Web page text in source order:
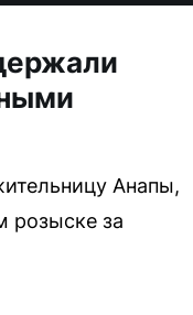
Анапы,
розыске за